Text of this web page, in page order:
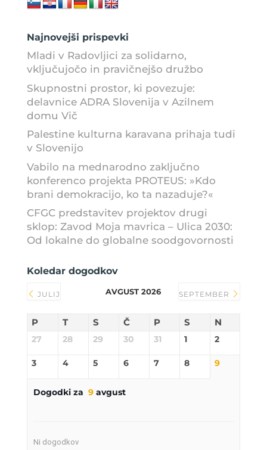
Najnovejši prispevki
Mladi v Radovljici za solidarno,
vključujočo in pravičnejšo družbo
Skupnostni prostor, ki povezuje:
delavnice ADRA Slovenija v Azilnem
domu Vič
Palestine kulturna karavana prihaja tudi
v Slovenijo
Vabilo na mednarodno zaključno
konferenco projekta PROTEUS: »Kdo
brani demokracijo, ko ta nazaduje?«
CFGC predstavitev projektov drugi
sklop: Zavod Moja mavrica – Ulica 2030:
Od lokalne do globalne soodgovornosti
Koledar dogodkov
JULIJ AVGUST 2026 SEPTEMBER
P T S Č P S N
27 28 29 30 31 1 2
3 4 5 6 7 8 9
Dogodki za 9avgust
Ni dogodkov